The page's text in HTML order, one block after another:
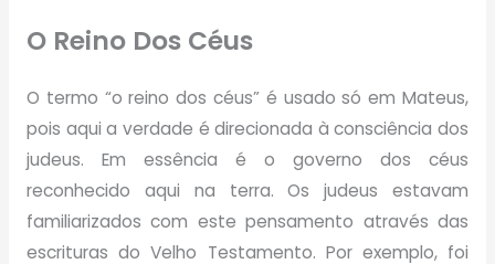
O Reino Dos Céus
O termo “o reino dos céus” é usado só em Mateus,
pois aqui a verdade é direcionada à consciência dos
judeus. Em essência é o governo dos céus
reconhecido aqui na terra. Os judeus estavam
familiarizados com este pensamento através das
escrituras do Velho Testamento. Por exemplo, foi